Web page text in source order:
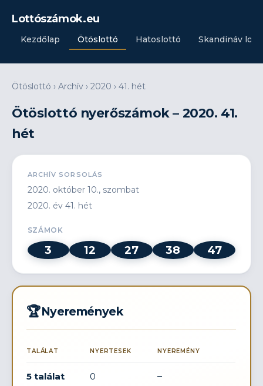
Lottószámok.eu
Kezdőlap Ötöslottó Hatoslottó Skandináv
Ötöslottó › Archív › 2020 › 41. hét
Ötöslottó nyerőszámok – 2020. 41.
hét
ARCHÍV SORSOLÁS
2020. október 10., szombat
2020. év 41. hét
SZÁMOK
3 12 27 38 47
🏆Nyeremények
TALÁLAT NYERTESEK NYEREMÉNY
5 találat 0 –